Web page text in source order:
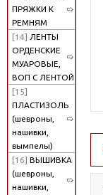
ПРЯЖКИ К
РЕМНЯМ
[14] ЛЕНТЫ
ОРДЕНСКИЕ
МУАРОВЫЕ,
ВОП С ЛЕНТОЙ
[15]
ПЛАСТИЗОЛЬ
(шевроны,
нашивки,
вымпелы)
[16] ВЫШИВКА
(шевроны,
нашивки,